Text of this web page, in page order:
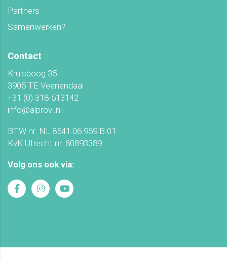
Partners
Samenwerken?
Contact
Kruisboog 35
3905 TE Veenendaal
+31 (0) 318-513142
info@alprovi.nl
BTW nr. NL 8541.06.959.B.01
KvK Utrecht nr. 60893389
Volg ons ook via: